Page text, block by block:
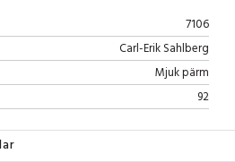
7106
Carl-Erik Sahlberg
Mjuk pärm
92